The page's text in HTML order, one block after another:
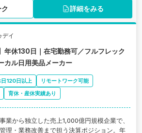
詳細をみる
デイ
年休130日｜在宅勤務可／フルフレック
カル日用美品メーカー
120日以上
リモートワーク可能
育休・産休実績あり
業から独立した売上1,000億円規模企業で、
理・業務改善まで担う決算ポジション。年